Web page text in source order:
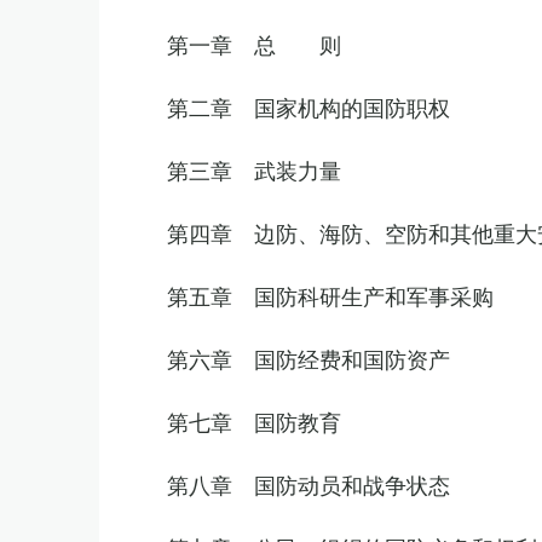
第一章 总 则
第二章 国家机构的国防职权
第三章 武装力量
第四章 边防、海防、空防和其他重大
第五章 国防科研生产和军事采购
第六章 国防经费和国防资产
第七章 国防教育
第八章 国防动员和战争状态